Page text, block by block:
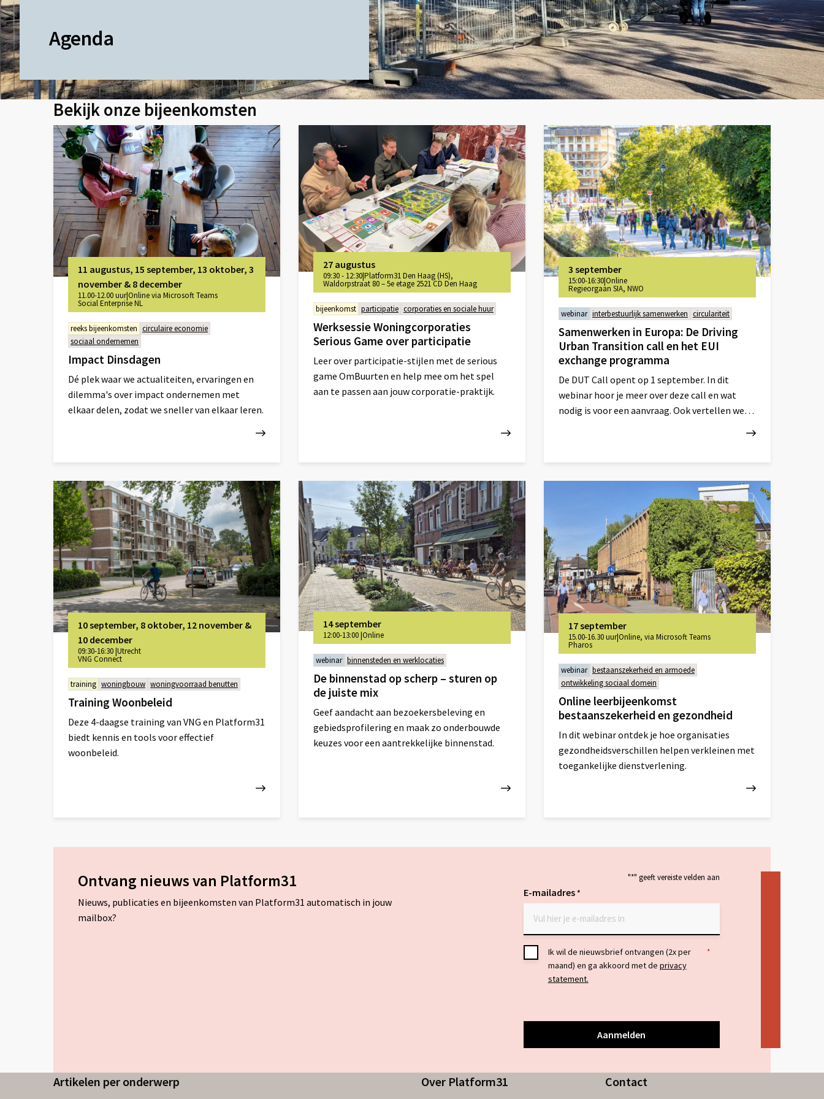
Agenda
Bekijk onze bijeenkomsten
11 augustus, 15 september, 13 oktober, 3
november & 8 december
11.00-12.00 uur|Online via Microsoft Teams
Social Enterprise NL
reeks bijeenkomsten circulaire economie
sociaal ondernemen
Impact Dinsdagen
Dé plek waar we actualiteiten, ervaringen en
dilemma's over impact ondernemen met
elkaar delen, zodat we sneller van elkaar leren.
meer
over
27 augustus
09:30 - 12:30|Platform31 Den Haag (HS),
Waldorpstraat 80 – 5e etage 2521 CD Den Haag
bijeenkomst participatie corporaties en sociale huur
Werksessie Woningcorporaties
Serious Game over participatie
Leer over participatie-stijlen met de serious
game OmBuurten en help mee om het spel
aan te passen aan jouw corporatie-praktijk.
meer
over
3 september
15:00-16:30|Online
Regieorgaan SIA, NWO
webinar interbestuurlijk samenwerken circulariteit
Samenwerken in Europa: De Driving
Urban Transition call en het EUI
exchange programma
De DUT Call opent op 1 september. In dit
webinar hoor je meer over deze call en wat
nodig is voor een aanvraag. Ook vertellen we je
meer
10 september, 8 oktober, 12 november &
10 december
09:30-16:30|Utrecht
VNG Connect
training woningbouw woningvoorraad benutten
Training Woonbeleid
Deze 4-daagse training van VNG en Platform31
biedt kennis en tools voor effectief
woonbeleid.
14 september
12:00-13:00|Online
webinar binnensteden en werklocaties
De binnenstad op scherp – sturen op
de juiste mix
Geef aandacht aan bezoekersbeleving en
gebiedsprofilering en maak zo onderbouwde
keuzes voor een aantrekkelijke binnenstad.
17 september
15.00-16.30 uur|Online, via Microsoft Teams
Pharos
webinar bestaanszekerheid en armoede
ontwikkeling sociaal domein
Online leerbijeenkomst
bestaanszekerheid en gezondheid
In dit webinar ontdek je hoe organisaties
gezondheidsverschillen helpen verkleinen met
toegankelijke dienstverlening.
Ontvang nieuws van Platform31
Nieuws, publicaties en bijeenkomsten van Platform31 automatisch in jouw
mailbox?
"*" geeft vereiste velden aan
E-mailadres*
Toestemming
Ik wil de nieuwsbrief ontvangen (2x per
maand) en ga akkoord met de privacy
statement.
*
Artikelen per onderwerp Over Platform31 Contact